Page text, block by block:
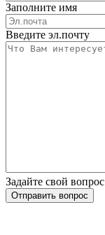
Заполните имя
Введите эл.почту
Задайте свой вопрос
Отправить вопрос